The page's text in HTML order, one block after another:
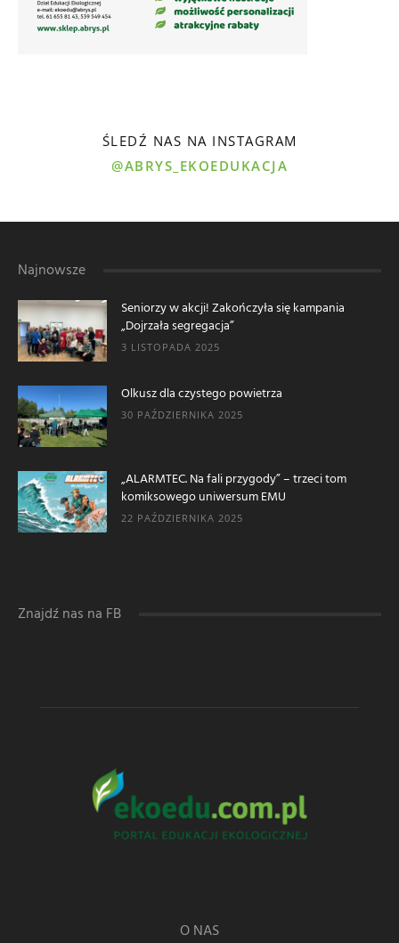
ŚLEDŹ NAS NA INSTAGRAM
@ABRYS_EKOEDUKACJA
Najnowsze
Seniorzy w akcji! Zakończyła się kampania
„Dojrzała segregacja”
3 LISTOPADA 2025
Olkusz dla czystego powietrza
30 PAŹDZIERNIKA 2025
„ALARMTEC. Na fali przygody” – trzeci tom
komiksowego uniwersum EMU
22 PAŹDZIERNIKA 2025
Znajdź nas na FB
O NAS